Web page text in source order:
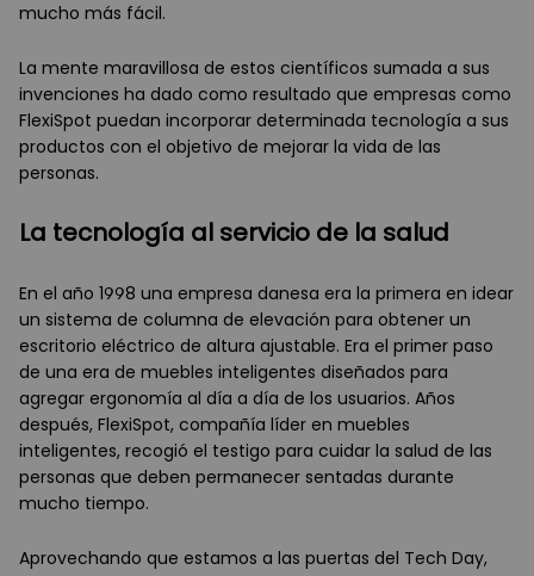
mucho más fácil.
La mente maravillosa de estos científicos sumada a sus
invenciones ha dado como resultado que empresas como
FlexiSpot puedan incorporar determinada tecnología a sus
productos con el objetivo de mejorar la vida de las
personas.
La tecnología al servicio de la salud
En el año 1998 una empresa danesa era la primera en idear
un sistema de columna de elevación para obtener un
escritorio eléctrico de altura ajustable. Era el primer paso
de una era de muebles inteligentes diseñados para
agregar ergonomía al día a día de los usuarios. Años
después, FlexiSpot, compañía líder en muebles
inteligentes, recogió el testigo para cuidar la salud de las
personas que deben permanecer sentadas durante
mucho tiempo.
Aprovechando que estamos a las puertas del Tech Day,